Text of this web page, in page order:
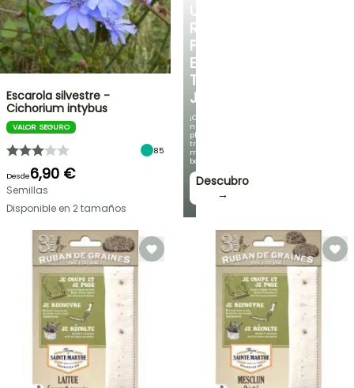
UN
RINCÓN
FRESCO
EN
TU
JARDÍN
¡Con
nuestras
plantas
trepadoras
más
bonitas!
Descubro
→
Escarola silvestre -
Cichorium intybus
VALOR SEGURO
85
Desde6,90 €
Semillas
Disponible en 2 tamaños